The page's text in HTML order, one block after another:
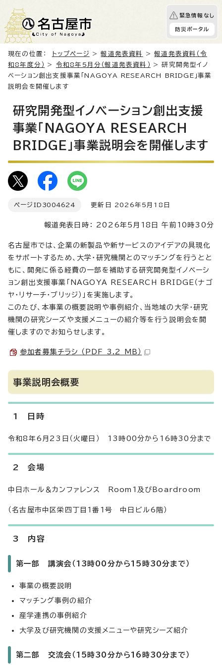
緊急情報なし
防災ポータル
現在の位置： トップページ >報道発表資料 >報道発表資料（令
和8年度分）
> 令和8年5月分（報道発表資料）
> 研究開発型イノ
ベーション創出支援事業「NAGOYA RESEARCH BRIDGE」事業
説明会を開催します
研究開発型イノベーション創出支援
事業「NAGOYA RESEARCH
BRIDGE」事業説明会を開催します
ページID 3004624 更新日 2026年5月18日
報道発表日時： 2026年5月18日 午前10時30分
名古屋市では、企業の新製品や新サービスのアイデアの具現化
をサポートするため、大学・研究機関とのマッチングを行うとと
もに、開発に係る経費の一部を補助する研究開発型イノベーシ
ョン創出支援事業「NAGOYA RESEARCH BRIDGE（ナゴ
ヤ・リサーチ・ブリッジ）」を実施します。
このたび、本事業の概要説明や事例紹介、当地域の大学・研究
機関の研究シーズや支援メニューの紹介等を行う説明会を開
催しますのでお知らせします。
参加者募集チラシ （PDF 3.2 MB）
事業説明会概要
1 日時
令和8年6月23日（火曜日） 13時00分から16時30分まで
2 会場
中日ホール＆カンファレンス Room1及びBoardroom
（名古屋市中区栄四丁目1番1号 中日ビル6階）
3 内容
第一部 講演会（13時00分から15時30分まで）
事業の概要説明
マッチング事例の紹介
産学連携の事例紹介
大学及び研究機関の支援メニューや研究シーズ紹介
第二部 交流会（15時30分から16時30分まで）